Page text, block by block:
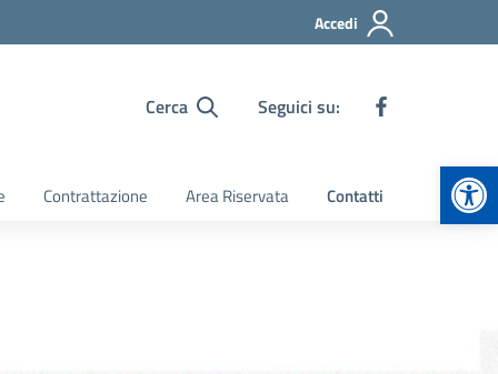
Accedi
Cerca Seguici su:
Contrattazione Area Riservata Contatti